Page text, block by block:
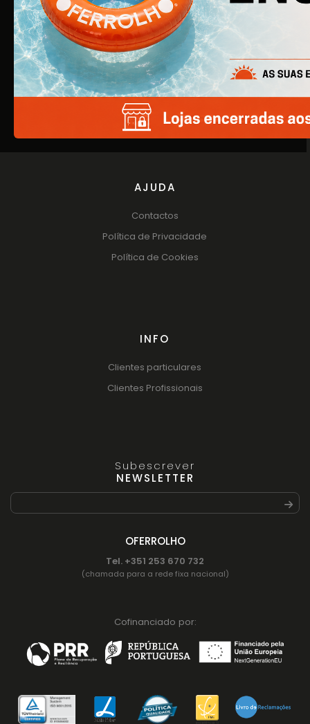
EMPRESA
Quem Somos
Produtos
Catálogos
AJUDA
Contactos
Política de Privacidade
Política de Cookies
INFO
Clientes particulares
Clientes Profissionais
Subescrever
NEWSLETTER
OFERROLHO
Tel. +351 253 670 732
(chamada para a rede fixa nacional)
Cofinanciado por: